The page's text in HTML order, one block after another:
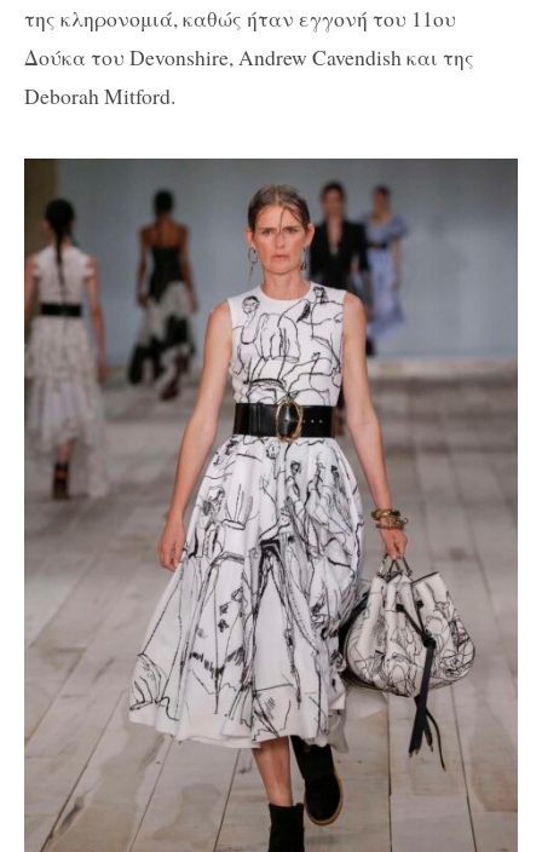
της κληρονομιά, καθώς ήταν εγγονή του 11ου
Δούκα του Devonshire, Andrew Cavendish και της
Deborah Mitford.